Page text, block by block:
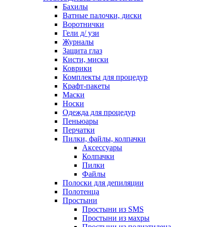
Бахилы
Ватные палочки, диски
Воротнички
Гели д/ узи
Журналы
Защита глаз
Кисти, миски
Коврики
Комплекты для процедур
Крафт-пакеты
Маски
Носки
Одежда для процедур
Пеньюары
Перчатки
Пилки, файлы, колпачки
Аксессуары
Колпачки
Пилки
Файлы
Полоски для депиляции
Полотенца
Простыни
Простыни из SMS
Простыни из махры